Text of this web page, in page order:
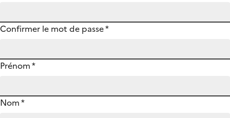
Confirmer le mot de passe*
Prénom*
Nom*